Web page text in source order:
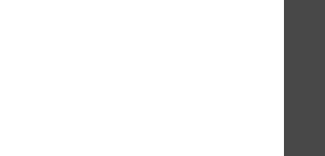
IR“.
der
gibt. IR-Inhalte